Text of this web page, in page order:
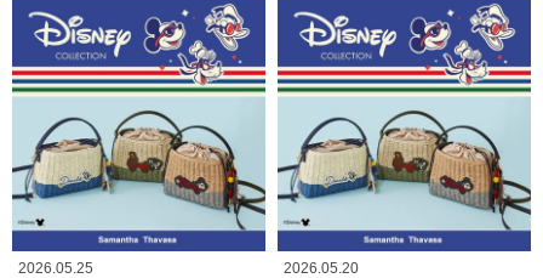
2026.05.25
2026.05.20